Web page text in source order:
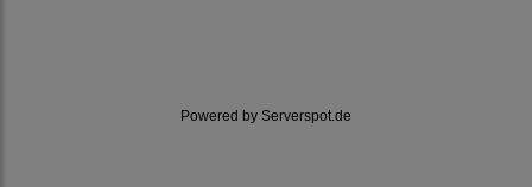
Powered by Serverspot.de